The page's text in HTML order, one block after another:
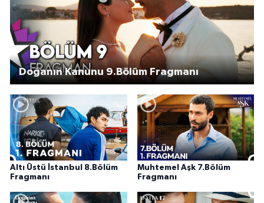
Doğanın Kanunu 9.Bölüm Fragmanı
Altı Üstü İstanbul 8.Bölüm
Fragmanı
Muhtemel Aşk 7.Bölüm
Fragmanı